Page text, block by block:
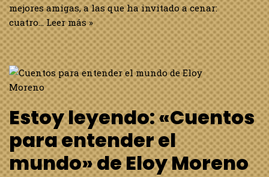
mejores amigas, a las que ha invitado a cenar:
cuatro…Leer más »
Estoy leyendo: «Cuentos
para entender el
mundo» de Eloy Moreno